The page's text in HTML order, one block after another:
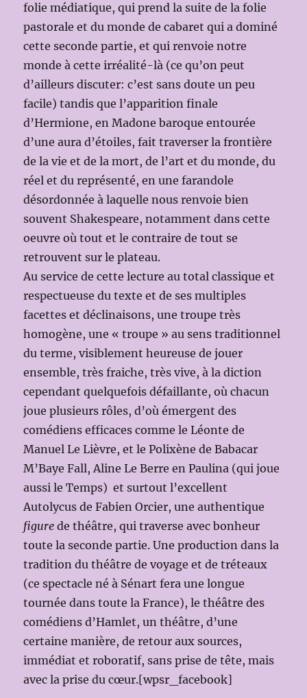
folie médiatique, qui prend la suite de la folie
pastorale et du monde de cabaret qui a dominé
cette seconde partie, et qui renvoie notre
monde à cette irréalité-là (ce qu’on peut
d’ailleurs discuter: c’est sans doute un peu
facile) tandis que l’apparition finale
d’Hermione, en Madone baroque entourée
d’une aura d’étoiles, fait traverser la frontière
de la vie et de la mort, de l’art et du monde, du
réel et du représenté, en une farandole
désordonnée à laquelle nous renvoie bien
souvent Shakespeare, notamment dans cette
oeuvre où tout et le contraire de tout se
retrouvent sur le plateau.
Au service de cette lecture au total classique et
respectueuse du texte et de ses multiples
facettes et déclinaisons, une troupe très
homogène, une « troupe » au sens traditionnel
du terme, visiblement heureuse de jouer
ensemble, très fraiche, très vive, à la diction
cependant quelquefois défaillante, où chacun
joue plusieurs rôles, d’où émergent des
comédiens efficaces comme le Léonte de
Manuel Le Lièvre, et le Polixène de Babacar
M’Baye Fall, Aline Le Berre en Paulina (qui joue
aussi le Temps) et surtout l’excellent
Autolycus de Fabien Orcier, une authentique
figure de théâtre, qui traverse avec bonheur
toute la seconde partie. Une production dans la
tradition du théâtre de voyage et de tréteaux
(ce spectacle né à Sénart fera une longue
tournée dans toute la France), le théâtre des
comédiens d’Hamlet, un théâtre, d’une
certaine manière, de retour aux sources,
immédiat et roboratif, sans prise de tête, mais
avec la prise du cœur.[wpsr_facebook]